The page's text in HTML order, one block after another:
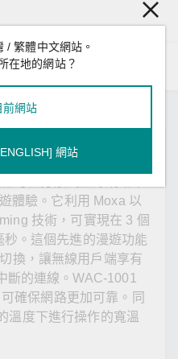
體驗。它利用 Moxa 以
技術，可實現在 3 個
。這個先進的漫遊功能
換，讓無線用戶端享有
斷的連線。WAC-1001
確保網路更加可靠。同
溫度下進行操作的寬溫
/ 繁體中文網站。
在地的網站？
前網站
網站